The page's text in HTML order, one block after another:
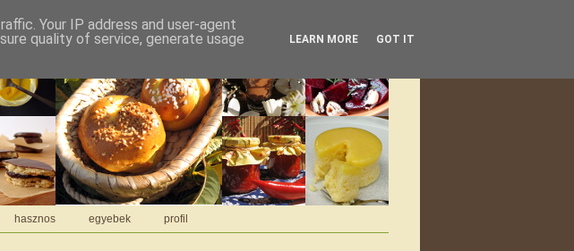
hasznos egyebek profil
Your IP address and user-agent
quality of service, generate usage
LEARN MORE GOT IT